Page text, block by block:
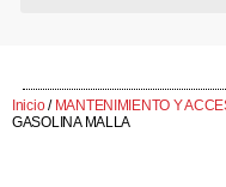
Inicio/ MANTENIMIENTO Y
GASOLINA MALLA